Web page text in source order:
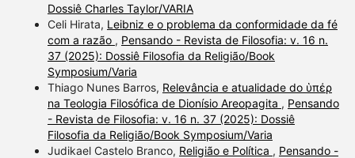
Dossiê Charles Taylor/VARIA
Celi Hirata, Leibniz e o problema da conformidade da fé
com a razão , Pensando - Revista de Filosofia: v. 16 n.
37 (2025): Dossiê Filosofia da Religião/Book
Symposium/Varia
Thiago Nunes Barros, Relevância e atualidade do ὑπέρ
na Teologia Filosófica de Dionísio Areopagita , Pensando
- Revista de Filosofia: v. 16 n. 37 (2025): Dossiê
Filosofia da Religião/Book Symposium/Varia
Judikael Castelo Branco, Religião e Política , Pensando -